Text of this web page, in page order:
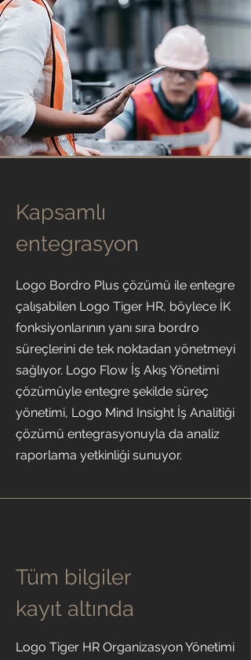
Kapsamlı
entegrasyon
Logo Bordro Plus çözümü ile entegre
çalışabilen Logo Tiger HR, böylece İK
fonksiyonlarının yanı sıra bordro
süreçlerini de tek noktadan yönetmeyi
sağlıyor. Logo Flow İş Akış Yönetimi
çözümüyle entegre şekilde süreç
yönetimi, Logo Mind Insight İş Analitiği
çözümü entegrasyonuyla da analiz
raporlama yetkinliği sunuyor.
Tüm bilgiler
kayıt altında
Logo Tiger HR Organizasyon Yönetimi